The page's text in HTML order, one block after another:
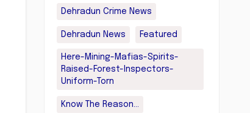
Dehradun Crime News
Dehradun News Featured
Here-Mining-Mafias-Spirits-
Raised-Forest-Inspectors-
Uniform-Torn
Know The Reason...